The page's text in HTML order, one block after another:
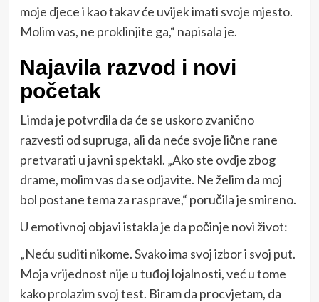
moje djece i kao takav će uvijek imati svoje mjesto.
Molim vas, ne proklinjite ga,“ napisala je.
Najavila razvod i novi
početak
Limda je potvrdila da će se uskoro zvanično
razvesti od supruga, ali da neće svoje lične rane
pretvarati u javni spektakl. „Ako ste ovdje zbog
drame, molim vas da se odjavite. Ne želim da moj
bol postane tema za rasprave,“ poručila je smireno.
U emotivnoj objavi istakla je da počinje novi život:
„Neću suditi nikome. Svako ima svoj izbor i svoj put.
Moja vrijednost nije u tuđoj lojalnosti, već u tome
kako prolazim svoj test. Biram da procvjetam, da